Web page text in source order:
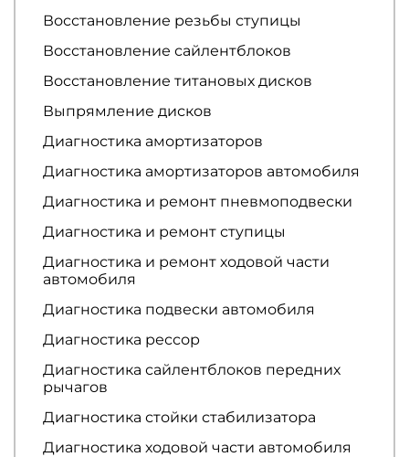
Восстановление резьбы ступицы
Восстановление сайлентблоков
Восстановление титановых дисков
Выпрямление дисков
Диагностика амортизаторов
Диагностика амортизаторов автомобиля
Диагностика и ремонт пневмоподвески
Диагностика и ремонт ступицы
Диагностика и ремонт ходовой части
автомобиля
Диагностика подвески автомобиля
Диагностика рессор
Диагностика сайлентблоков передних
рычагов
Диагностика стойки стабилизатора
Диагностика ходовой части автомобиля